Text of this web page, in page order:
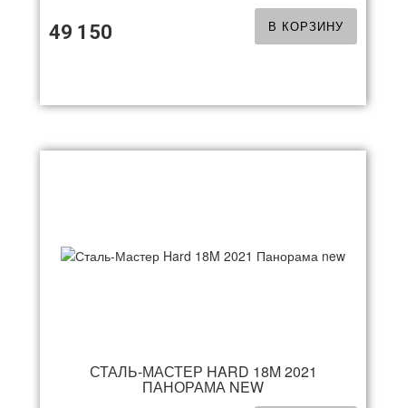
49 150 В КОРЗИНУ
СТАЛЬ-МАСТЕР HARD 18M 2021
ПАНОРАМА NEW